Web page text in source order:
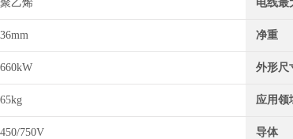
聚乙烯 电线最
36mm 净重
660kW 外形尺
65kg 应用领
450/750V 导体